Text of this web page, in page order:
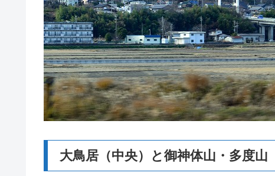
大鳥居（中央）と御神体山・多度山